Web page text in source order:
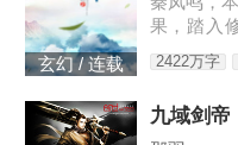
玄幻 / 连载
果，踏入
赋，只身
利非常，
2422万字
九域剑帝